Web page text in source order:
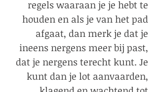
regels waaraan je je hebt te
houden en als je van het pad
afgaat, dan merk je dat je
ineens nergens meer bij past,
dat je nergens terecht kunt. Je
kunt dan je lot aanvaarden,